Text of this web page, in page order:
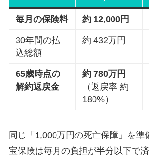
毎月の保険料 約 12,000円
30年間の払
込総額
約 432万円
65歳時点の
解約返戻金
約 780万円
（返戻率 約
180%）
同じ「1,000万円の死亡保障」を準
宝保険は毎月の負担が半分以下で済